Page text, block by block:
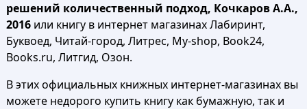
решений количественный подход, Кочкаров А.А.,
2016или книгу в интернет магазинах Лабиринт,
Буквоед, Читай-город, Литрес, My-shop, Book24,
Books.ru, Литгид, Озон.
В этих официальных книжных интернет-магазинах вы
можете недорого купить книгу как бумажную, так и